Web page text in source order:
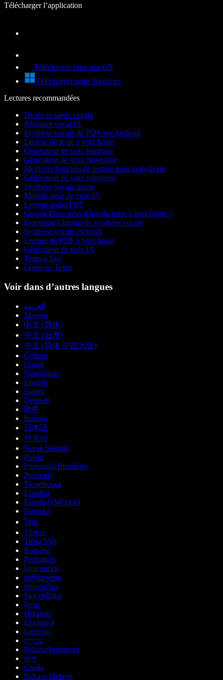
Télécharger l’application
Télécharger pour macOS
Télécharger pour Windows
Lectures recommandées
Dictée et saisie vocale
Assistant vocal IA
Synthèse vocale de PDF sur Android
Lecteur de texte à voix haute
Générateur de voix féminine
Générateur de voix masculine
Meilleurs logiciels de lecture pour la dyslexie
Générateur de voix robotique
Synthèse vocale anime
Modificateur de voix IA
Lecteur audio PDF
Google Docs peut-il lire du texte à voix haute ?
Extension Chrome de synthèse vocale
Synthèse vocale en hindi
Lecture de PDF à voix haute
Générateur de voix IA
Texto a Voz
Leitor de Texto
Voir dans d’autres langues
العربية
Magyar
中文 (简体)
中文 (台灣)
中文 (简体 中国大陆)
Čeština
Dansk
Nederlands
English
Suomi
Deutsch
हिन्दी
Italiano
日本語
한국어
Norsk bokmål
Polski
Português Brasileiro
Русский
Українська
Español
Español (México)
Svenska
ไทย
Türkçe
Tiếng Việt
Română
Português
Български
ქართული
Slovenčina
Slovenščina
Eesti
Hrvatski
Ελληνικά
Lietuvių
עברית
Bahasa Indonesia
বাংলা
Català
Bahasa Melayu